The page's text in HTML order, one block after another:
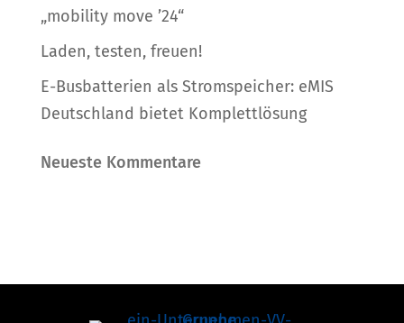
„mobility move ’24“
Laden, testen, freuen!
E-Busbatterien als Stromspeicher: eMIS
Deutschland bietet Komplettlösung
Neueste Kommentare